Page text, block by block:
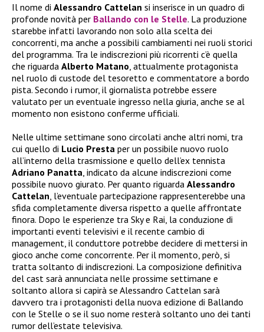
Il nome di Alessandro Cattelan si inserisce in un quadro di
profonde novità per Ballando con le Stelle. La produzione
starebbe infatti lavorando non solo alla scelta dei
concorrenti, ma anche a possibili cambiamenti nei ruoli storici
del programma. Tra le indiscrezioni più ricorrenti c’è quella
che riguarda Alberto Matano , attualmente protagonista
nel ruolo di custode del tesoretto e commentatore a bordo
pista. Secondo i rumor, il giornalista potrebbe essere
valutato per un eventuale ingresso nella giuria, anche se al
momento non esistono conferme ufficiali.
Nelle ultime settimane sono circolati anche altri nomi, tra
cui quello di Lucio Presta per un possibile nuovo ruolo
all’interno della trasmissione e quello dell’ex tennista
Adriano Panatta , indicato da alcune indiscrezioni come
possibile nuovo giurato. Per quanto riguarda Alessandro
Cattelan , l’eventuale partecipazione rappresenterebbe una
sfida completamente diversa rispetto a quelle affrontate
finora. Dopo le esperienze tra Sky e Rai, la conduzione di
importanti eventi televisivi e il recente cambio di
management, il conduttore potrebbe decidere di mettersi in
gioco anche come concorrente. Per il momento, però, si
tratta soltanto di indiscrezioni. La composizione definitiva
del cast sarà annunciata nelle prossime settimane e
soltanto allora si capirà se Alessandro Cattelan sarà
davvero tra i protagonisti della nuova edizione di Ballando
con le Stelle o se il suo nome resterà soltanto uno dei tanti
rumor dell’estate televisiva.